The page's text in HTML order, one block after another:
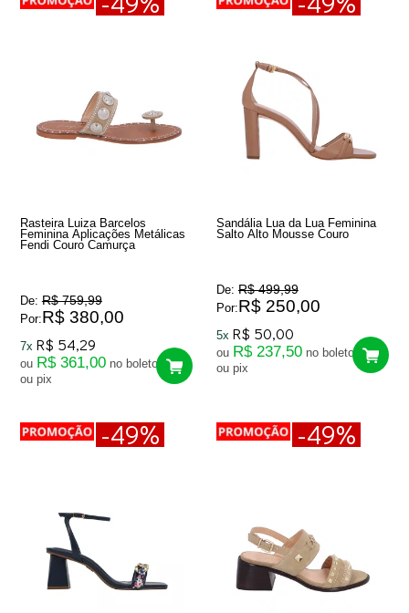
Rasteira Luiza Barcelos
Feminina Aplicações Metálicas
Fendi Couro Camurça
De: R$ 759,99
Por:R$ 380,00
7x R$ 54,29
ou R$ 361,00 no boleto
ou pix
Sandália Lua da Lua Feminina
Salto Alto Mousse Couro
De: R$ 499,99
Por:R$ 250,00
5x R$ 50,00
ou R$ 237,50 no boleto
ou pix
-49% -49%